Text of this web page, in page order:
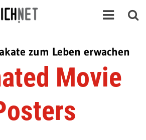
zum Leben erwachen
Movie